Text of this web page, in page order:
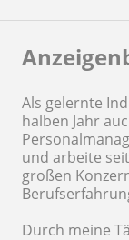
Als gelernte
halben Jahr
und arbeite
großen
Durch meine